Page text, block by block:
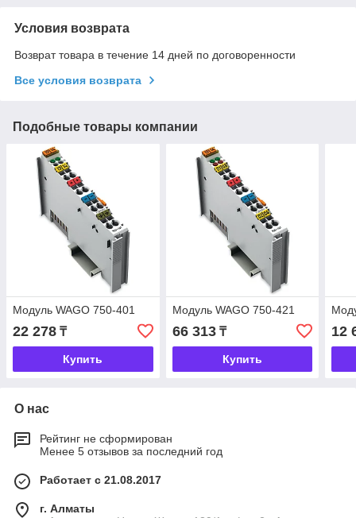
Условия возврата
Возврат товара в течение 14 дней по договоренности
Все условия возврата
Подобные товары компании
Модуль WAGO 750-401
22 278 ₸
Купить
Модуль WAGO 750-421
66 313₸
Купить
12
О нас
Рейтинг не сформирован
Менее 5 отзывов за последний год
Работает с 21.08.2017
г. Алматы